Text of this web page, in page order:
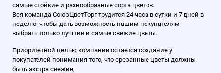
самые стойкие и разнообразные сорта цветов.
Вся команда СоюзЦветТорг трудится 24 часа в сутки и 7 дней в
неделю, чтобы дать возможность нашим покупателям
выбрать только лучшие и самые свежие цветы.
Приоритетной целью компании остается создание у
покупателей понимания того, что срезанные цветы должны
быть экстра свежие,